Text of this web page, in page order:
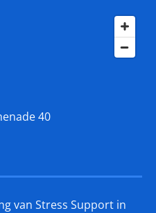
40
van Stress Support in